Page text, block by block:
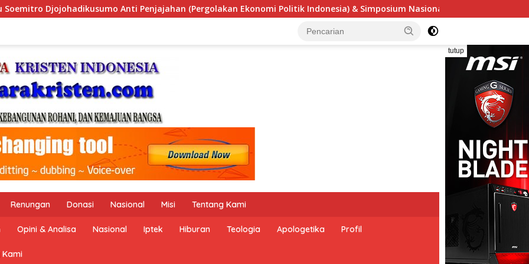
Ekonomi Politik Indonesia) & Simposium Nasional “Urgensi Undang-Undang Perekonomian Nasional dan
tutup
Renungan Donasi Nasional Misi Tentang Kami
Opini & Analisa Nasional Iptek Hiburan Teologia Apologetika Profil
Kami